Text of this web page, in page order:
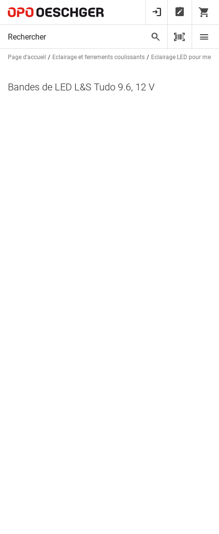
Page d’accueil Eclairage et ferrements coulissants Eclairage LED pour
Bandes de LED L&S Tudo 9.6, 12 V